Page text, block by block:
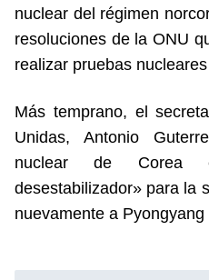
nuclear del régimen
resoluciones de la ONU
realizar pruebas
Más temprano, el
Unidas, Antonio
nuclear de Corea
desestabilizador» para la
nuevamente a